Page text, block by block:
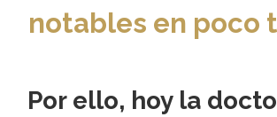
notables en poco
Por ello, hoy la